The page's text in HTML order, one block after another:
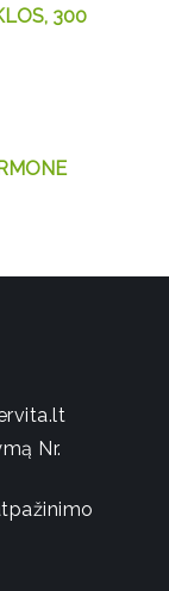
300
Nr.